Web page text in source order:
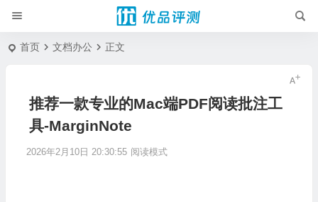
首页 文档办公 正文
推荐一款专业的Mac端PDF阅读批注工
具-MarginNote
2026年2月10日 20:30:55 阅读模式